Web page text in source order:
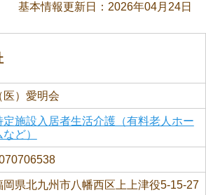
基本情報更新日：2026年04月24日
医）愛明会
定施設入居者生活介護（有料老人ホー
など）
岡県北九州市八幡西区上上津役5-15-27